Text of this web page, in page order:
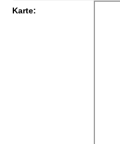
Karte: